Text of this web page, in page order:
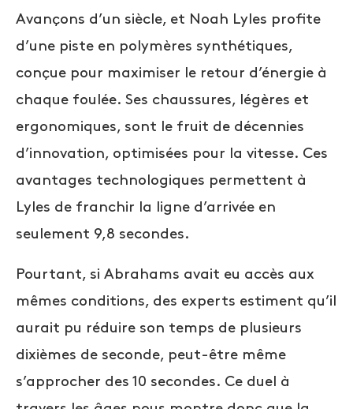
Avançons d’un siècle, et Noah Lyles profite
d’une piste en polymères synthétiques,
conçue pour maximiser le retour d’énergie à
chaque foulée. Ses chaussures, légères et
ergonomiques, sont le fruit de décennies
d’innovation, optimisées pour la vitesse. Ces
avantages technologiques permettent à
Lyles de franchir la ligne d’arrivée en
seulement 9,8 secondes.
Pourtant, si Abrahams avait eu accès aux
mêmes conditions, des experts estiment qu’il
aurait pu réduire son temps de plusieurs
dixièmes de seconde, peut-être même
s’approcher des 10 secondes. Ce duel à